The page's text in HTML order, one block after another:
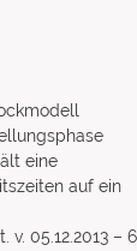
eine
auf ein
05.12.2013 – 6